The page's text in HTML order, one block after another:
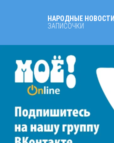
НАРОДНЫЕ НОВОСТИ
ЗАПИСОЧКИ